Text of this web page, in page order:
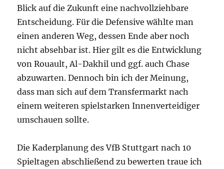
Blick auf die Zukunft eine nachvollziehbare
Entscheidung. Für die Defensive wählte man
einen anderen Weg, dessen Ende aber noch
nicht absehbar ist. Hier gilt es die Entwicklung
von Rouault, Al-Dakhil und ggf. auch Chase
abzuwarten. Dennoch bin ich der Meinung,
dass man sich auf dem Transfermarkt nach
einem weiteren spielstarken Innenverteidiger
umschauen sollte.
Die Kaderplanung des VfB Stuttgart nach 10
Spieltagen abschließend zu bewerten traue ich